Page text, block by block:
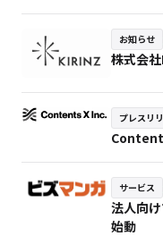
お知らせ
株式会
プレスリ
サービス
法人向
始動